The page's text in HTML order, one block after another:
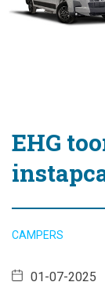
EHG
CAMPERS
01-07-2025